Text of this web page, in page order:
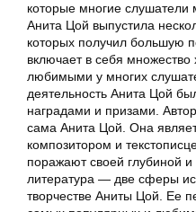
которые многие слушатели
Анита Цой выпустила
которых получил большую
включает в себя множество
любимыми у многих
деятельность Анита Цой
наградами и призами.
сама Анита Цой. Она
композитором и
поражают своей глубиной
литература — две сферы
творчестве Аниты Цой. Ее